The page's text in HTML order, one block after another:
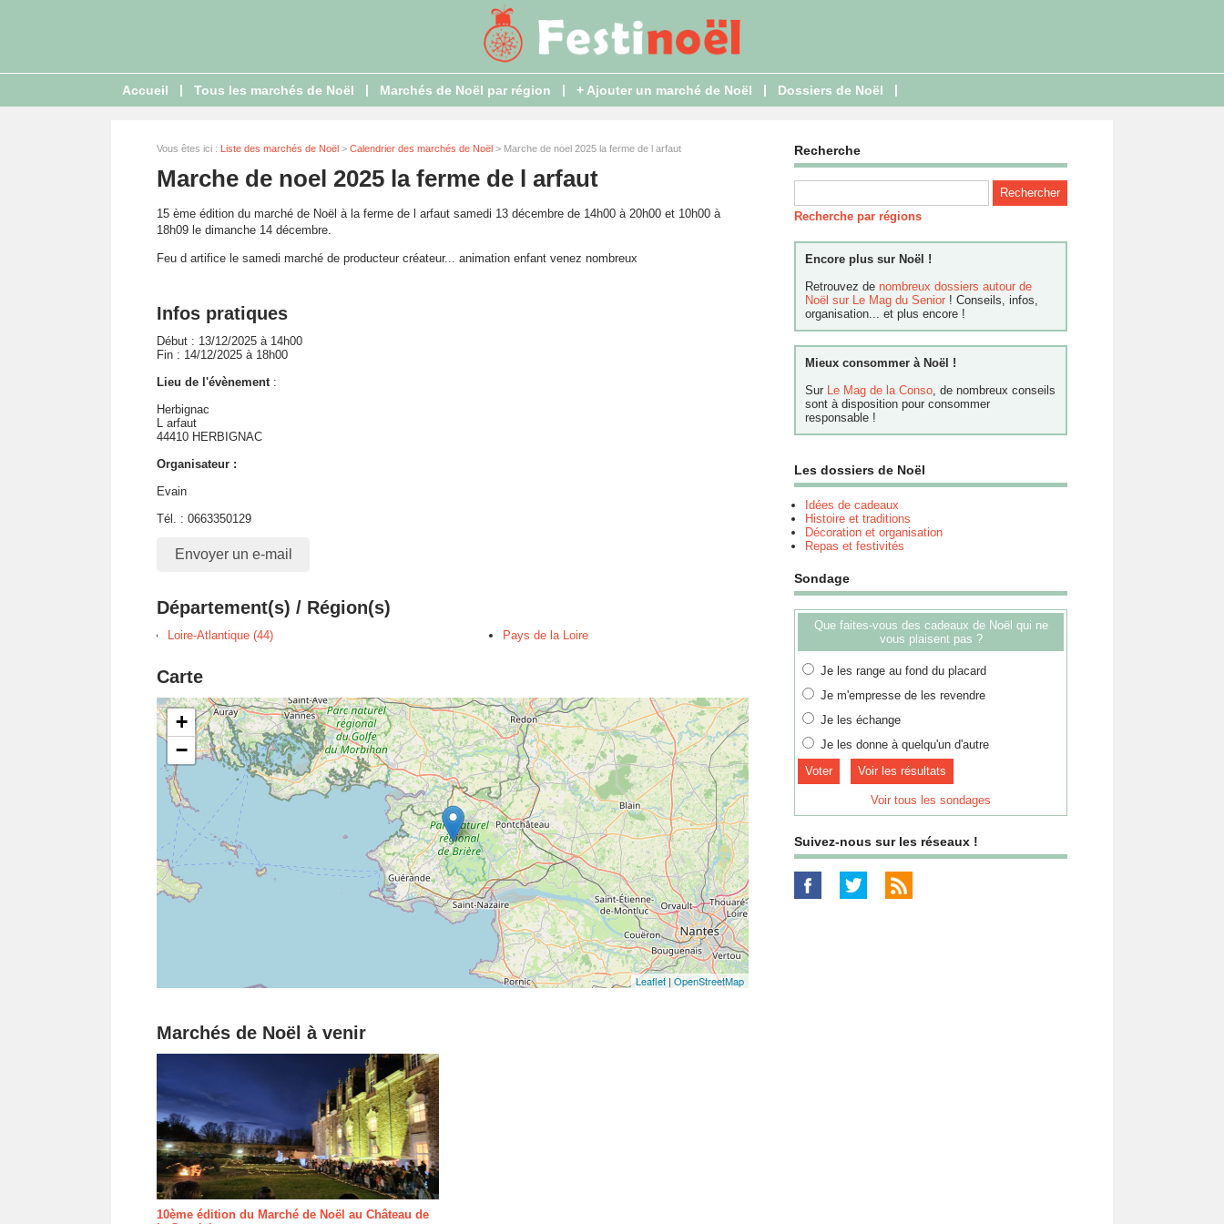
Accueil | Tous les marchés de Noël | Marchés de Noël par région | + Ajouter un marché de Noël | Dossiers de Noël |
Vous êtes ici : Liste des marchés de Noël > Calendrier des marchés de Noël > Marche de noel 2025 la ferme de l arfaut
Marche de noel 2025 la ferme de l arfaut
15 ème édition du marché de Noël à la ferme de l arfaut samedi 13 décembre de 14h00 à 20h00 et 10h00 à
18h09 le dimanche 14 décembre.
Feu d artifice le samedi marché de producteur créateur... animation enfant venez nombreux
Infos pratiques
Début : 13/12/2025 à 14h00
Fin : 14/12/2025 à 18h00
Lieu de l'évènement:
Herbignac
L arfaut
44410 HERBIGNAC
Organisateur :
Evain
Tél. : 0663350129
Envoyer un e-mail
Département(s) / Région(s)
Loire-Atlantique (44) Pays de la Loire
Carte
+
−
Leaflet | OpenStreetMap
Marchés de Noël à venir
10ème édition du Marché de Noël au Château de
Recherche
Recherche par régions
Encore plus sur Noël !
Retrouvez de nombreux dossiers autour de
Noël sur Le Mag du Senior ! Conseils, infos,
organisation... et plus encore !
Mieux consommer à Noël !
Sur Le Mag de la Conso, de nombreux conseils
sont à disposition pour consommer
responsable !
Les dossiers de Noël
Idées de cadeaux
Histoire et traditions
Décoration et organisation
Repas et festivités
Sondage
Que faites-vous des cadeaux de Noël qui ne
vous plaisent pas ?
Je les range au fond du placard
Je m'empresse de les revendre
Je les échange
Je les donne à quelqu'un d'autre
Voir les résultats
Voir tous les sondages
Suivez-nous sur les réseaux !